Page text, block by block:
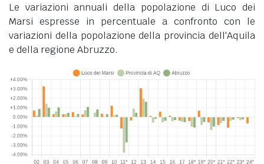
Le variazioni annuali della popolazione di Luco dei
Marsi espresse in percentuale a confronto con le
variazioni della popolazione della provincia dell'Aquila
e della regione Abruzzo.